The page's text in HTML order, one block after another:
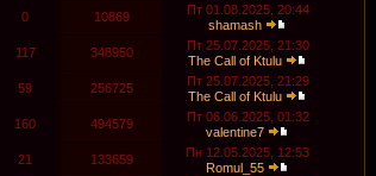
0 10869
Пт 01.08.2025, 20:44
shamash
117 348950
Пт 25.07.2025, 21:30
The Call of Ktulu
59 256725
Пт 25.07.2025, 21:29
The Call of Ktulu
160 494579
Пт 06.06.2025, 01:32
valentine7
21 133659
Пн 12.05.2025, 12:53
Romul_55